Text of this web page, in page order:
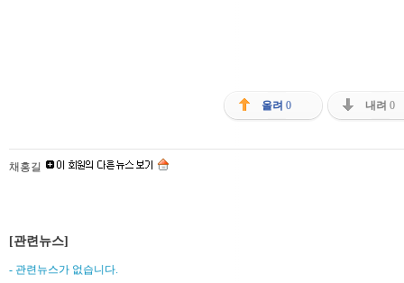
올려 0 내려 0
채홍길
[관련뉴스]
- 관련뉴스가 없습니다.